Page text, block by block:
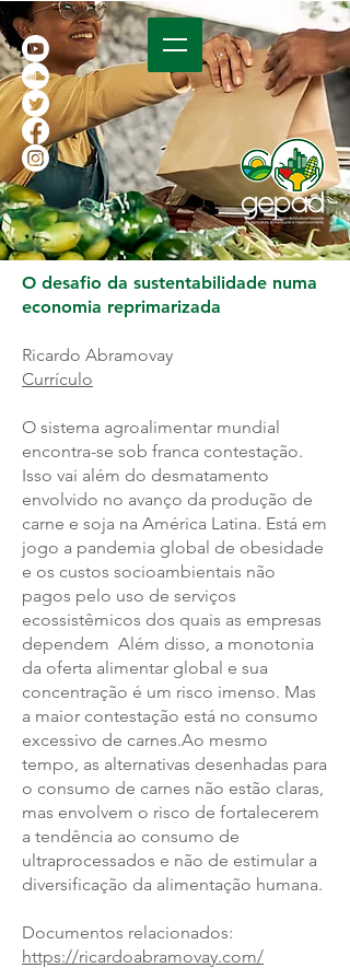
O desafio da sustentabilidade numa
economia reprimarizada
Ricardo Abramovay
Currículo
O sistema agroalimentar mundial
encontra-se sob franca contestação.
Isso vai além do desmatamento
envolvido no avanço da produção de
carne e soja na América Latina. Está em
jogo a pandemia global de obesidade
e os custos socioambientais não
pagos pelo uso de serviços
ecossistêmicos dos quais as empresas
dependem Além disso, a monotonia
da oferta alimentar global e sua
concentração é um risco imenso. Mas
a maior contestação está no consumo
excessivo de carnes.Ao mesmo
tempo, as alternativas desenhadas para
o consumo de carnes não estão claras,
mas envolvem o risco de fortalecerem
a tendência ao consumo de
ultraprocessados e não de estimular a
diversificação da alimentação humana.
Documentos relacionados:
https://ricardoabramovay.com/